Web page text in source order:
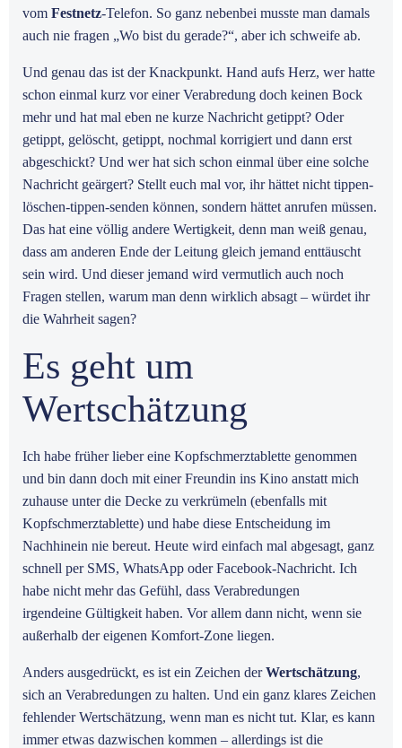
vom Festnetz-Telefon. So ganz nebenbei musste man damals
auch nie fragen „Wo bist du gerade?“, aber ich schweife ab.
Und genau das ist der Knackpunkt. Hand aufs Herz, wer hatte
schon einmal kurz vor einer Verabredung doch keinen Bock
mehr und hat mal eben ne kurze Nachricht getippt? Oder
getippt, gelöscht, getippt, nochmal korrigiert und dann erst
abgeschickt? Und wer hat sich schon einmal über eine solche
Nachricht geärgert? Stellt euch mal vor, ihr hättet nicht tippen-
löschen-tippen-senden können, sondern hättet anrufen müssen.
Das hat eine völlig andere Wertigkeit, denn man weiß genau,
dass am anderen Ende der Leitung gleich jemand enttäuscht
sein wird. Und dieser jemand wird vermutlich auch noch
Fragen stellen, warum man denn wirklich absagt – würdet ihr
die Wahrheit sagen?
Es geht um
Wertschätzung
Ich habe früher lieber eine Kopfschmerztablette genommen
und bin dann doch mit einer Freundin ins Kino anstatt mich
zuhause unter die Decke zu verkrümeln (ebenfalls mit
Kopfschmerztablette) und habe diese Entscheidung im
Nachhinein nie bereut. Heute wird einfach mal abgesagt, ganz
schnell per SMS, WhatsApp oder Facebook-Nachricht. Ich
habe nicht mehr das Gefühl, dass Verabredungen
irgendeine Gültigkeit haben. Vor allem dann nicht, wenn sie
außerhalb der eigenen Komfort-Zone liegen.
Anders ausgedrückt, es ist ein Zeichen derWertschätzung,
sich an Verabredungen zu halten. Und ein ganz klares Zeichen
fehlender Wertschätzung, wenn man es nicht tut. Klar, es kann
immer etwas dazwischen kommen – allerdings ist die